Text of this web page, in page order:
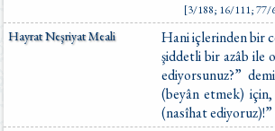
[3/188; 16/111; 77/
Hayrat Neşriyat Meali
Hani içlerinden bir
şiddetli bir azâb ile
ediyorsunuz?”
(beyân etmek)
(nasîhat